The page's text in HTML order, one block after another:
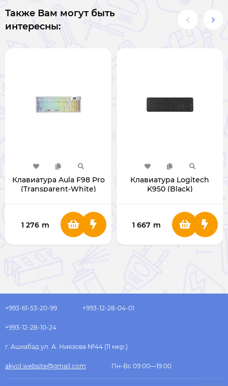
Также Вам могут быть
интересны:
Клавиатура Aula F98 Pro
(Transparent-White)
1 276 m
Клавиатура Logitech
K950 (Black)
1 667 m
+993-61-53-20-99 +993-12-28-04-01
+993-12-28-10-24
г. Ашхабад ул. А. Ниязова №44 (11 мкр.)
akyol.website@gmail.com Пн-Вс 09:00—19:00